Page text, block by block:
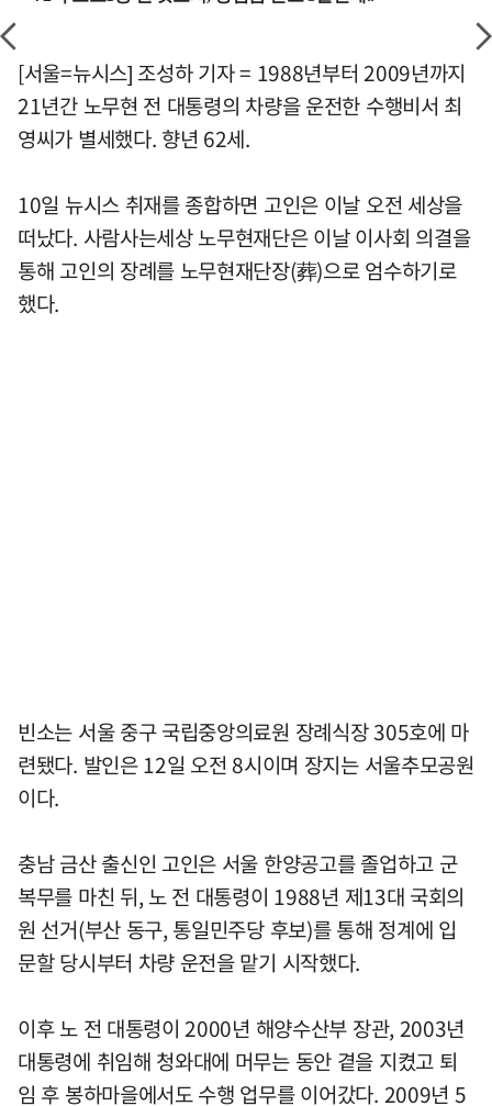
[서울=뉴시스] 조성하 기자 = 1988년부터 2009년까지
21년간 노무현 전 대통령의 차량을 운전한 수행비서 최
영씨가 별세했다. 향년 62세.
10일 뉴시스 취재를 종합하면 고인은 이날 오전 세상을
떠났다. 사람사는세상 노무현재단은 이날 이사회 의결을
통해 고인의 장례를 노무현재단장(葬)으로 엄수하기로
했다.
빈소는 서울 중구 국립중앙의료원 장례식장 305호에 마
련됐다. 발인은 12일 오전 8시이며 장지는 서울추모공원
이다.
충남 금산 출신인 고인은 서울 한양공고를 졸업하고 군
복무를 마친 뒤, 노 전 대통령이 1988년 제13대 국회의
원 선거(부산 동구, 통일민주당 후보)를 통해 정계에 입
문할 당시부터 차량 운전을 맡기 시작했다.
이후 노 전 대통령이 2000년 해양수산부 장관, 2003년
대통령에 취임해 청와대에 머무는 동안 곁을 지켰고 퇴
임 후 봉하마을에서도 수행 업무를 이어갔다. 2009년 5